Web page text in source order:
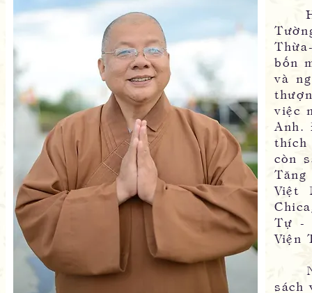
bốn
và
việc
Anh.
thích
còn
Việt
Tự -
Viện
sách